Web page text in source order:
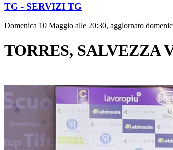
TG - SERVIZI TG
Domenica 10 Maggio alle 20:30, aggiornato
TORRES, SALVEZZA